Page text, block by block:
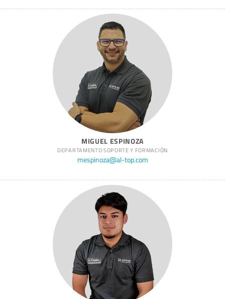
MIGUEL ESPINOZA
DEPARTAMENTO SOPORTE Y FORMACIÓN
mespinoza@al-top.com